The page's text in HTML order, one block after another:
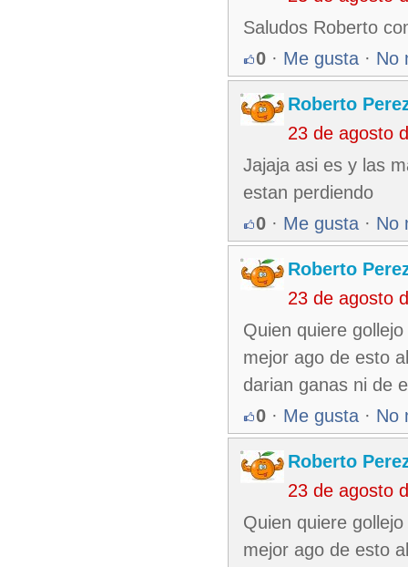
Saludos Roberto
0 · Me gusta · No
Roberto
23 de agosto
Jajaja asi es y las
estan perdiendo
0 · Me gusta · No
Roberto
23 de agosto
Quien quiere
mejor ago de esto
darian ganas ni de
0 · Me gusta · No
Roberto
23 de agosto
Quien quiere
mejor ago de esto